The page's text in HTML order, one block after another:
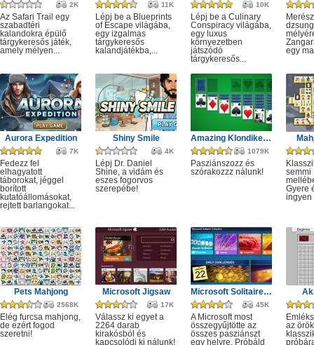
2K
Az Safari Trail egy
szabadtéri
kalandokra épülő
tárgykeresős játék,
amely mélyen...
11K
Lépj be a Blueprints
of Escape világába,
egy izgalmas
tárgykeresős
kalandjátékba,...
10K
Lépj be a Culinary
Conspiracy világába,
egy luxus
környezetben
játszódó
tárgykeresős...
egy
Aurora Expedition
7K
Fedezz fel
elhagyatott
táborokat, jéggel
borított
kutatóállomásokat,
rejtett barlangokat...
Shiny Smile
4K
Lépj Dr. Daniel
Shine, a vidám és
eszes fogorvos
szerepébe!
Amazing Klondike Solitaire
1079K
Pasziánszozz és
szórakozzz nálunk!
semmi
Gyere
ingyen
Pets Mahjong
2568K
Elég furcsa mahjong,
de ezért fogod
szeretni!
Microsoft Jigsaw
17K
Válassz ki egyet a
2264 darab
kirakósból és
kapcsolódj ki nálunk!
Microsoft Solitaire Collection
45K
A Microsoft most
összegyűjtötte az
összes pasziánszt
egy helyre. Próbáld
az örök